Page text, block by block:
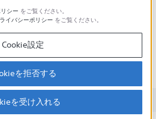
取扱説明書
シー をご覧ください。
イバシーポリシー をご覧ください。
Cookie設定
を拒否する
を受け入れる